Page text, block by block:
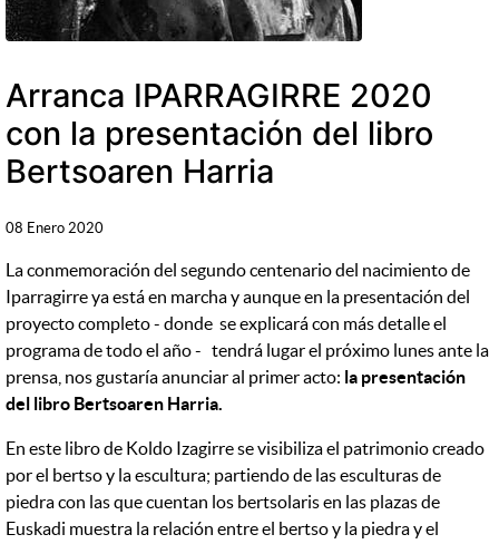
Arranca IPARRAGIRRE 2020
con la presentación del libro
Bertsoaren Harria
08 Enero 2020
La conmemoración del segundo centenario del nacimiento de
Iparragirre ya está en marcha y aunque en la presentación del
proyecto completo - donde se explicará con más detalle el
programa de todo el año - tendrá lugar el próximo lunes ante la
prensa, nos gustaría anunciar al primer acto: la presentación
del libro Bertsoaren Harria.
En este libro de Koldo Izagirre se visibiliza el patrimonio creado
por el bertso y la escultura; partiendo de las esculturas de
piedra con las que cuentan los bertsolaris en las plazas de
Euskadi muestra la relación entre el bertso y la piedra y el